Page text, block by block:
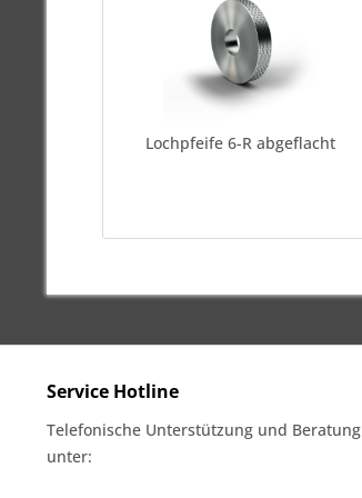
Lochpfeife 6-R abgeflacht
Service Hotline
Telefonische Unterstützung und Beratung
unter: